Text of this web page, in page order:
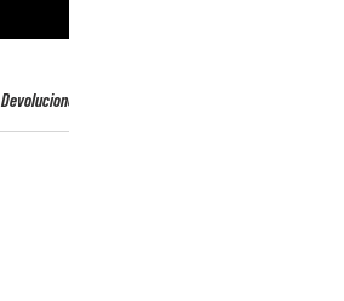
Devoluciones y envíos